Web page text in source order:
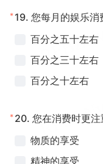
* 19. 您每月的娱乐消
百分之五十左右
百分之三十左右
百分之十左右
* 20. 您在消费时更
物质的享受
精神的享受